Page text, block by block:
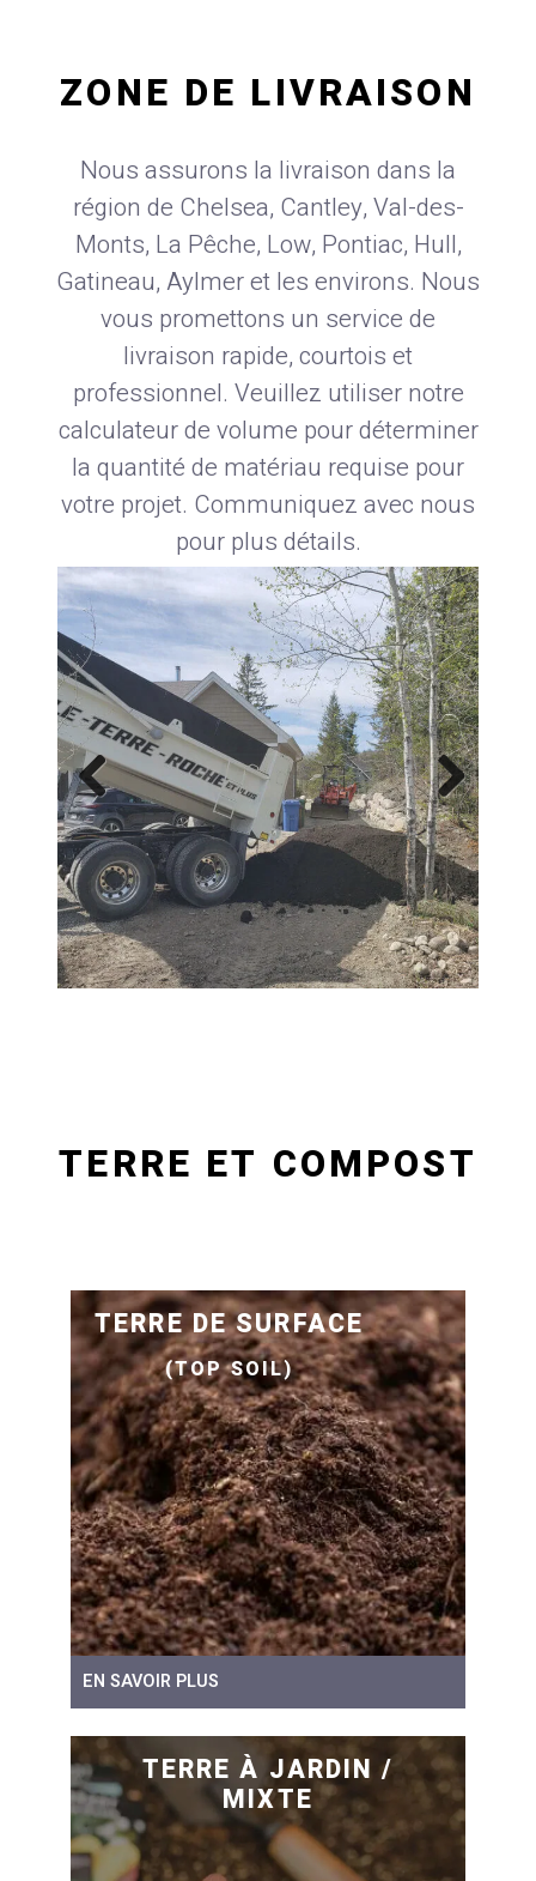
ZONE DE LIVRAISON
Nous assurons la livraison dans la
région de Chelsea, Cantley, Val-des-
Monts, La Pêche, Low, Pontiac, Hull,
Gatineau, Aylmer et les environs. Nous
vous promettons un service de
livraison rapide, courtois et
professionnel. Veuillez utiliser notre
calculateur de volume pour déterminer
la quantité de matériau requise pour
votre projet. Communiquez avec nous
pour plus détails.
Previous Next
TERRE ET COMPOST
TERRE DE SURFACE
(TOP SOIL)
EN SAVOIR PLUS
TERRE À JARDIN /
MIXTE